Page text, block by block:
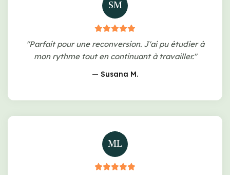
SM
"Parfait pour une reconversion. J'ai pu étudier à
mon rythme tout en continuant à travailler."
— Susana M.
ML